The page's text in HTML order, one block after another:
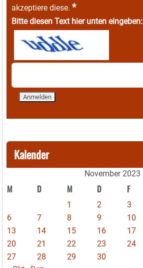
akzeptiere diese. *
Bitte diesen Text hier unten eingeben:
Kalender
November 2023
M D M D F
1 2 3
6
7 8 9 10
13
14 15 16 17
20
21 22 23 24
27
28 29
30